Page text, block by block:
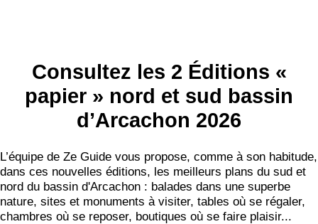
Consultez les 2 Éditions «
papier » nord et sud bassin
d’Arcachon 2026
L’équipe de Ze Guide vous propose, comme à son habitude,
dans ces nouvelles éditions, les meilleurs plans du sud et
nord du bassin d'Arcachon : balades dans une superbe
nature, sites et monuments à visiter, tables où se régaler,
chambres où se reposer, boutiques où se faire plaisir...